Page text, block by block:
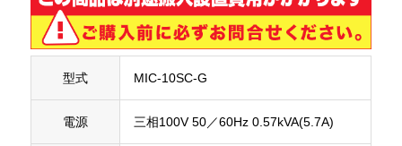
型式 MIC-10SC-G
電源 三相100V 50／60Hz 0.57kVA(5.7A)